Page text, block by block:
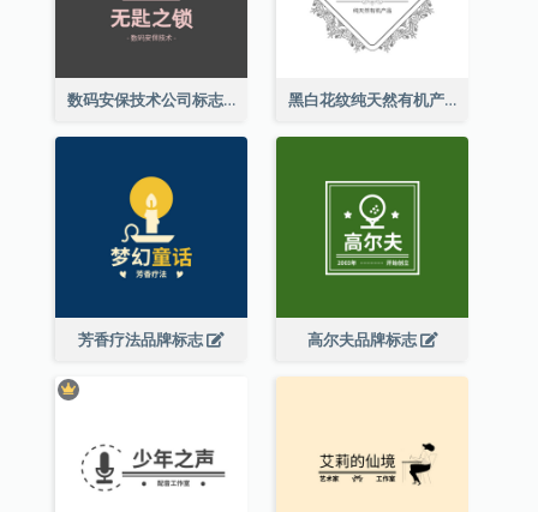
数码安保技术公司标志 黑白花纹纯天然有机产品标志
芳香疗法品牌标志 高尔夫品牌标志